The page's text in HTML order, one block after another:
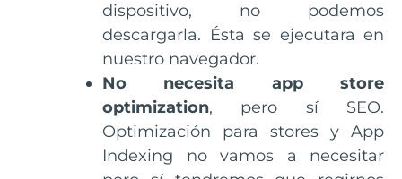
dispositivo, no podemos
descargarla. Ésta se ejecutara en
nuestro navegador.
No necesita app store
optimization, pero sí SEO.
Optimización para stores y App
Indexing no vamos a necesitar